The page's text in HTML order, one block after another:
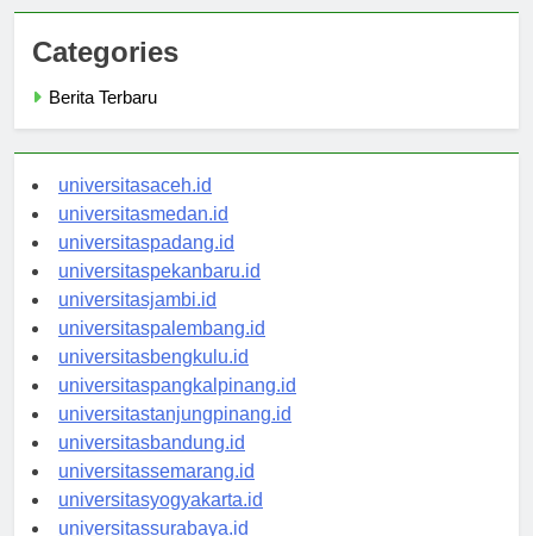
Categories
universitasaceh.id
universitasmedan.id
universitaspadang.id
universitaspekanbaru.id
universitasjambi.id
universitaspalembang.id
universitasbengkulu.id
universitaspangkalpinang.id
universitastanjungpinang.id
universitasbandung.id
universitassemarang.id
universitasyogyakarta.id